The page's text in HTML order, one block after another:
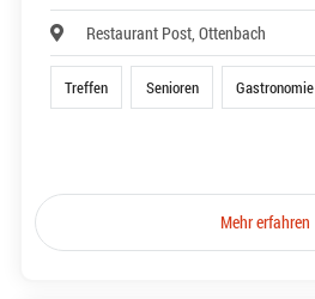
Restaurant Post, Ottenbach
Treffen Senioren Gastronomie
Mehr erfahren